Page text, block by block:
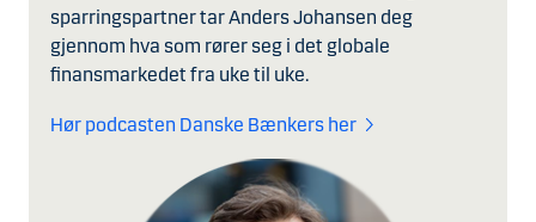
sparringspartner tar Anders Johansen deg
gjennom hva som rører seg i det globale
finansmarkedet fra uke til uke.
Hør podcasten Danske Bænkers her